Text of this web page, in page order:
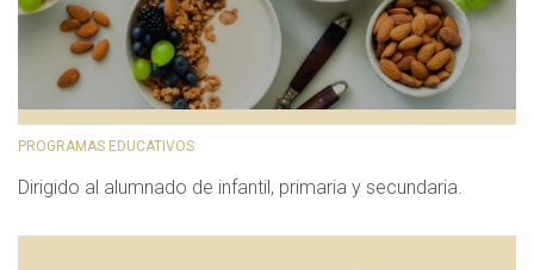
PROGRAMAS EDUCATIVOS
Dirigido al alumnado de infantil, primaria y secundaria.